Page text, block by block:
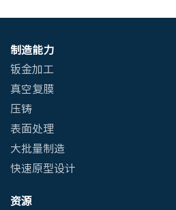
制造能力
钣金加工
真空复膜
压铸
表面处理
大批量制造
快速原型设计
资源